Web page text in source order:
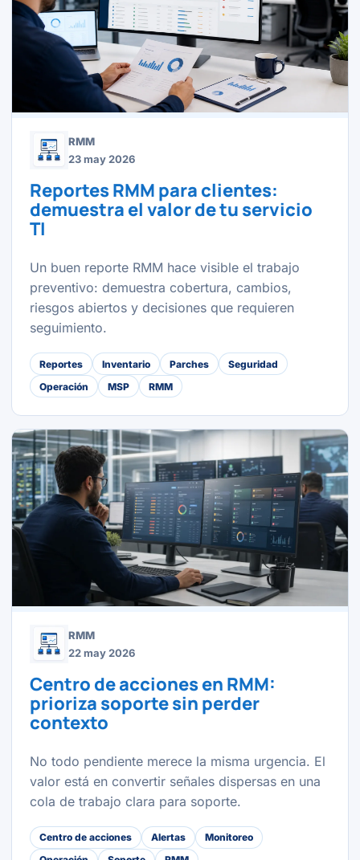
RMM
23 may 2026
Reportes RMM para clientes:
demuestra el valor de tu servicio
TI
Un buen reporte RMM hace visible el trabajo
preventivo: demuestra cobertura, cambios,
riesgos abiertos y decisiones que requieren
seguimiento.
Reportes Inventario Parches
Seguridad
Operación
MSP RMM
RMM
22 may 2026
Centro de acciones en RMM:
prioriza soporte sin perder
contexto
No todo pendiente merece la misma urgencia. El
valor está en convertir señales dispersas en una
cola de trabajo clara para soporte.
Centro de acciones Alertas
Monitoreo